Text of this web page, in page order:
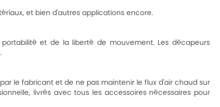
et bien d'autres applications encore.
et de la liberté de mouvement. Les décapeurs
le fabricant et de ne pas maintenir le flux d'air chaud sur
livrés avec tous les accessoires nécessaires pour